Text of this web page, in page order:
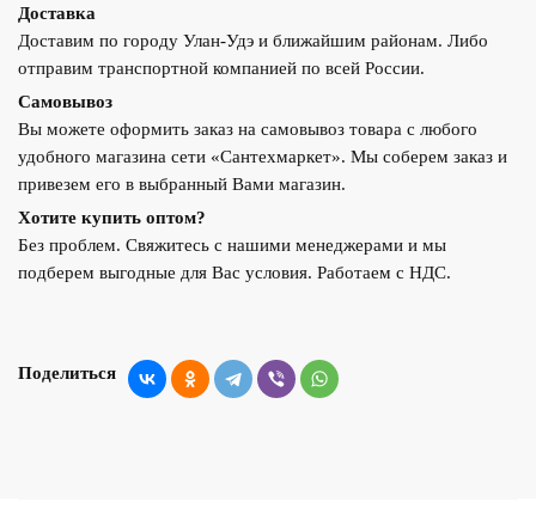
Доставка
Доставим по городу Улан-Удэ и ближайшим районам. Либо
отправим транспортной компанией по всей России.
Самовывоз
Вы можете оформить заказ на самовывоз товара с любого
удобного магазина сети «Сантехмаркет». Мы соберем заказ и
привезем его в выбранный Вами магазин.
Хотите купить оптом?
Без проблем. Свяжитесь с нашими менеджерами и мы
подберем выгодные для Вас условия. Работаем с НДС.
Поделиться